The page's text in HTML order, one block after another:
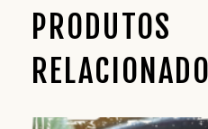
PRODUTOS